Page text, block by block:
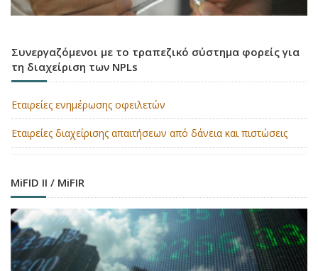
Συνεργαζόμενοι με το τραπεζικό σύστημα φορείς για
τη διαχείριση των NPLs
Εταιρείες ενημέρωσης οφειλετών
Εταιρείες διαχείρισης απαιτήσεων από δάνεια και πιστώσεις
MiFID II / MiFIR